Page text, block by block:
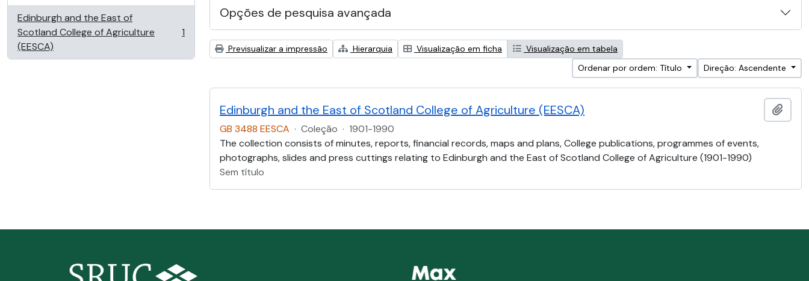
Edinburgh and the East of
Scotland College of Agriculture
(EESCA)
, 1 resultados 1
Opções de pesquisa avançada
Previsualizar a impressão Hierarquia Visualização em ficha
Visualização em tabela
Ordenar por ordem: Título
Direção: Ascendente
Edinburgh and the East of Scotland College of Agriculture (EESCA)
GB 3488 EESCA · Coleção · 1901-1990
The collection consists of minutes, reports, financial records, maps and plans, College publications, programmes of events,
photographs, slides and press cuttings relating to Edinburgh and the East of Scotland College of Agriculture (1901-1990)
Sem título